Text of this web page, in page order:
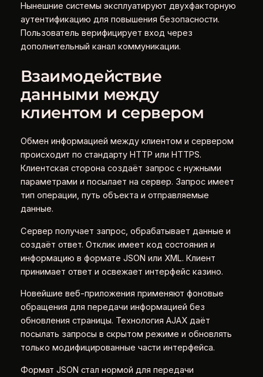
Нынешние системы эксплуатируют двухфакторную
аутентификацию для повышения безопасности.
Пользователь верифицирует вход через
дополнительный канал коммуникации.
Взаимодействие
данными между
клиентом и сервером
Обмен информацией между клиентом и сервером
происходит по стандарту HTTP или HTTPS.
Клиентская сторона создаёт запрос с нужными
параметрами и посылает на сервер. Запрос имеет
тип операции, путь объекта и отправляемые
данные.
Сервер получает запрос, обрабатывает данные и
создаёт ответ. Отклик имеет код состояния и
информацию в формате JSON или XML. Клиент
принимает ответ и освежает интерфейс казино.
Новейшие веб-приложения применяют фоновые
обращения для передачи информацией без
обновления страницы. Технология AJAX даёт
посылать запросы в скрытом режиме и обновлять
только модифицированные части интерфейса.
Формат JSON стал нормой для передачи